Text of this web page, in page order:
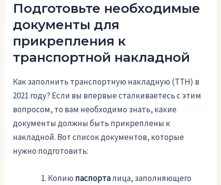
Подготовьте необходимые
документы для
прикрепления к
транспортной накладной
Как заполнить транспортную накладную (ТТН) в
2021 году? Если вы впервые сталкиваетесь с этим
вопросом, то вам необходимо знать, какие
документы должны быть прикреплены к
накладной. Вот список документов, которые
нужно подготовить:
Копию паспорталица, заполняющего